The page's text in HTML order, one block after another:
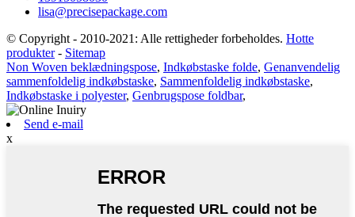
lisa@precisepackage.com
© Copyright - 2010-2021: Alle rettigheder forbeholdes. Hotte
produkter- Sitemap
Non Woven beklædningspose, Indkøbstaske folde, Genanvendelig
sammenfoldelig indkøbstaske, Sammenfoldelig indkøbstaske,
Indkøbstaske i polyester, Genbrugspose foldbar,
Send e-mail
x